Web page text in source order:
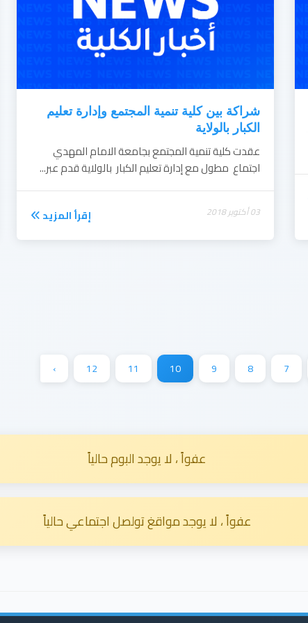
شراكة بين كلية تنمية المجتمع وإدارة تعليم
الكبار بالولاية
عقدت كلية تنمية المجتمع بجامعة الامام المهدي
اجتماع مطول مع إدارة تعليم الكبار بالولاية قدم عبر...
03 أكتوبر 2018 إقرأ المزيد
7
8
9
10
11
12
›
عفواً ، لا يوجد البوم حالياً
عفواً ، لا يوجد مواقغ تولصل اجتماعي حالياً